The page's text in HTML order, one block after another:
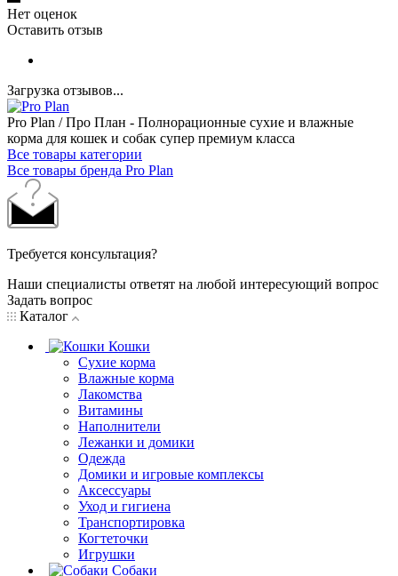
Нет оценок
Оставить отзыв
Загрузка отзывов...
Pro Plan / Про План - Полнорационные сухие и влажные
корма для кошек и собак супер премиум класса
Все товары категории
Все товары бренда Pro Plan
Требуется консультация?
Наши специалисты ответят на любой интересующий вопрос
Задать вопрос
Каталог
Кошки
Сухие корма
Влажные корма
Лакомства
Витамины
Наполнители
Лежанки и домики
Одежда
Домики и игровые комплексы
Аксессуары
Уход и гигиена
Транспортировка
Когтеточки
Игрушки
Собаки